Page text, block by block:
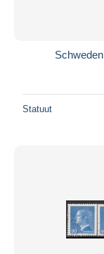
Statuut